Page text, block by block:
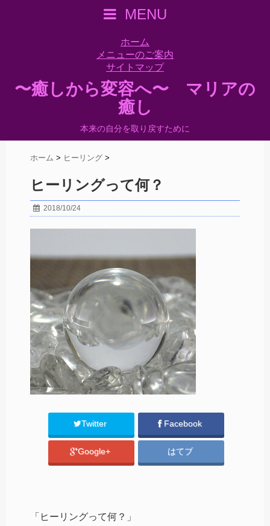
MENU
ホーム
メニューのご案内
サイトマップ
〜癒しから変容へ〜 マリアの
癒し
本来の自分を取り戻すために
ホーム > ヒーリング >
ヒーリングって何？
2018/10/24
Twitter Facebook
Google+ はてブ
「ヒーリングって何？」